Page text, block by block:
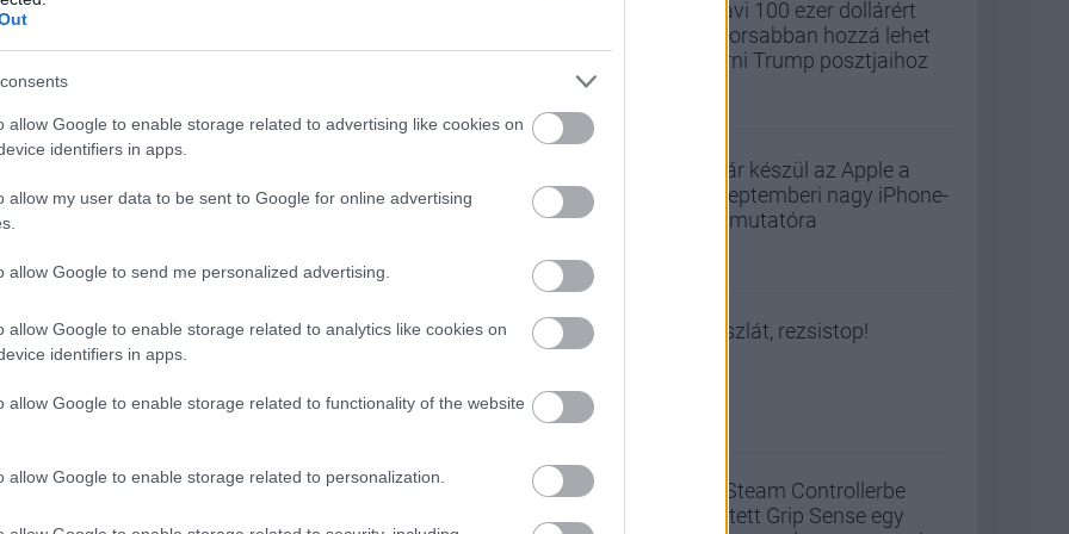
allow Google to enable storage related to advertising like cookies on
identifiers in apps.
allow my user data to be sent to Google for online advertising
allow Google to send me personalized advertising.
allow Google to enable storage related to analytics like cookies on
identifiers in apps.
allow Google to enable storage related to functionality of the website
allow Google to enable storage related to personalization.
as szintű videokártyát. Tárhelyből mindössze 5
hangulata – Jön a második forduló! (X)
Havi 100 ezer dollárért
gyorsabban hozzá lehet
férni Trump posztjaihoz
Már készül az Apple a
szeptemberi nagy iPhone-
bemutatóra
Viszlát, rezsistop!
A Steam Controllerbe
rejtett Grip Sense egy